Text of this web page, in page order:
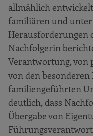
allmählich
familiären und
Herausforderungen
Nachfolgerin
Verantwortung, von
von den
familiengeführten
deutlich, dass
Übergabe von